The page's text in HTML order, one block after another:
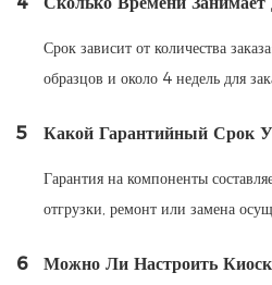
Срок зависит от количества
образцов и около 4 недель для
5 Какой Гарантийный Срок
Гарантия на компоненты
отгрузки, ремонт или замена
6 Можно Ли Настроить